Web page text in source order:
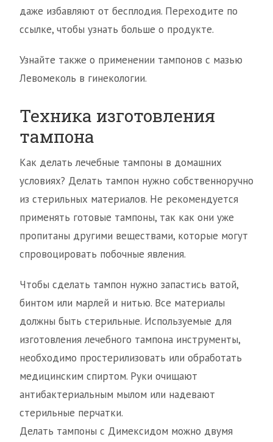
даже избавляют от бесплодия. Переходите по
ссылке, чтобы узнать больше о продукте.
Узнайте также о применении тампонов с мазью
Левомеколь в гинекологии.
Техника изготовления
тампона
Как делать лечебные тампоны в домашних
условиях? Делать тампон нужно собственноручно
из стерильных материалов. Не рекомендуется
применять готовые тампоны, так как они уже
пропитаны другими веществами, которые могут
спровоцировать побочные явления.
Чтобы сделать тампон нужно запастись ватой,
бинтом или марлей и нитью. Все материалы
должны быть стерильные. Используемые для
изготовления лечебного тампона инструменты,
необходимо простерилизовать или обработать
медицинским спиртом. Руки очищают
антибактериальным мылом или надевают
стерильные перчатки.
Делать тампоны с Димексидом можно двумя